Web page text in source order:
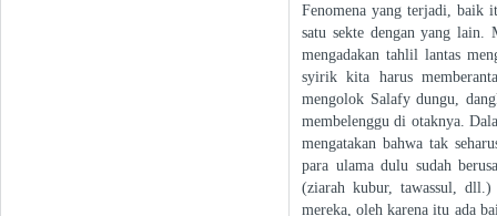
Fenomena yang terjadi, baik
satu sekte dengan yang
mengadakan tahlil lantas
syirik kita harus
mengolok Salafy dungu,
membelenggu di otaknya.
mengatakan bahwa tak
para ulama dulu sudah
(ziarah kubur, tawassul,
mereka, oleh karena itu ada